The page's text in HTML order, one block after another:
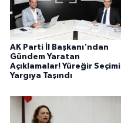
AK Parti İl Başkanı'ndan
Gündem Yaratan
Açıklamalar! Yüreğir Seçimi
Yargıya Taşındı